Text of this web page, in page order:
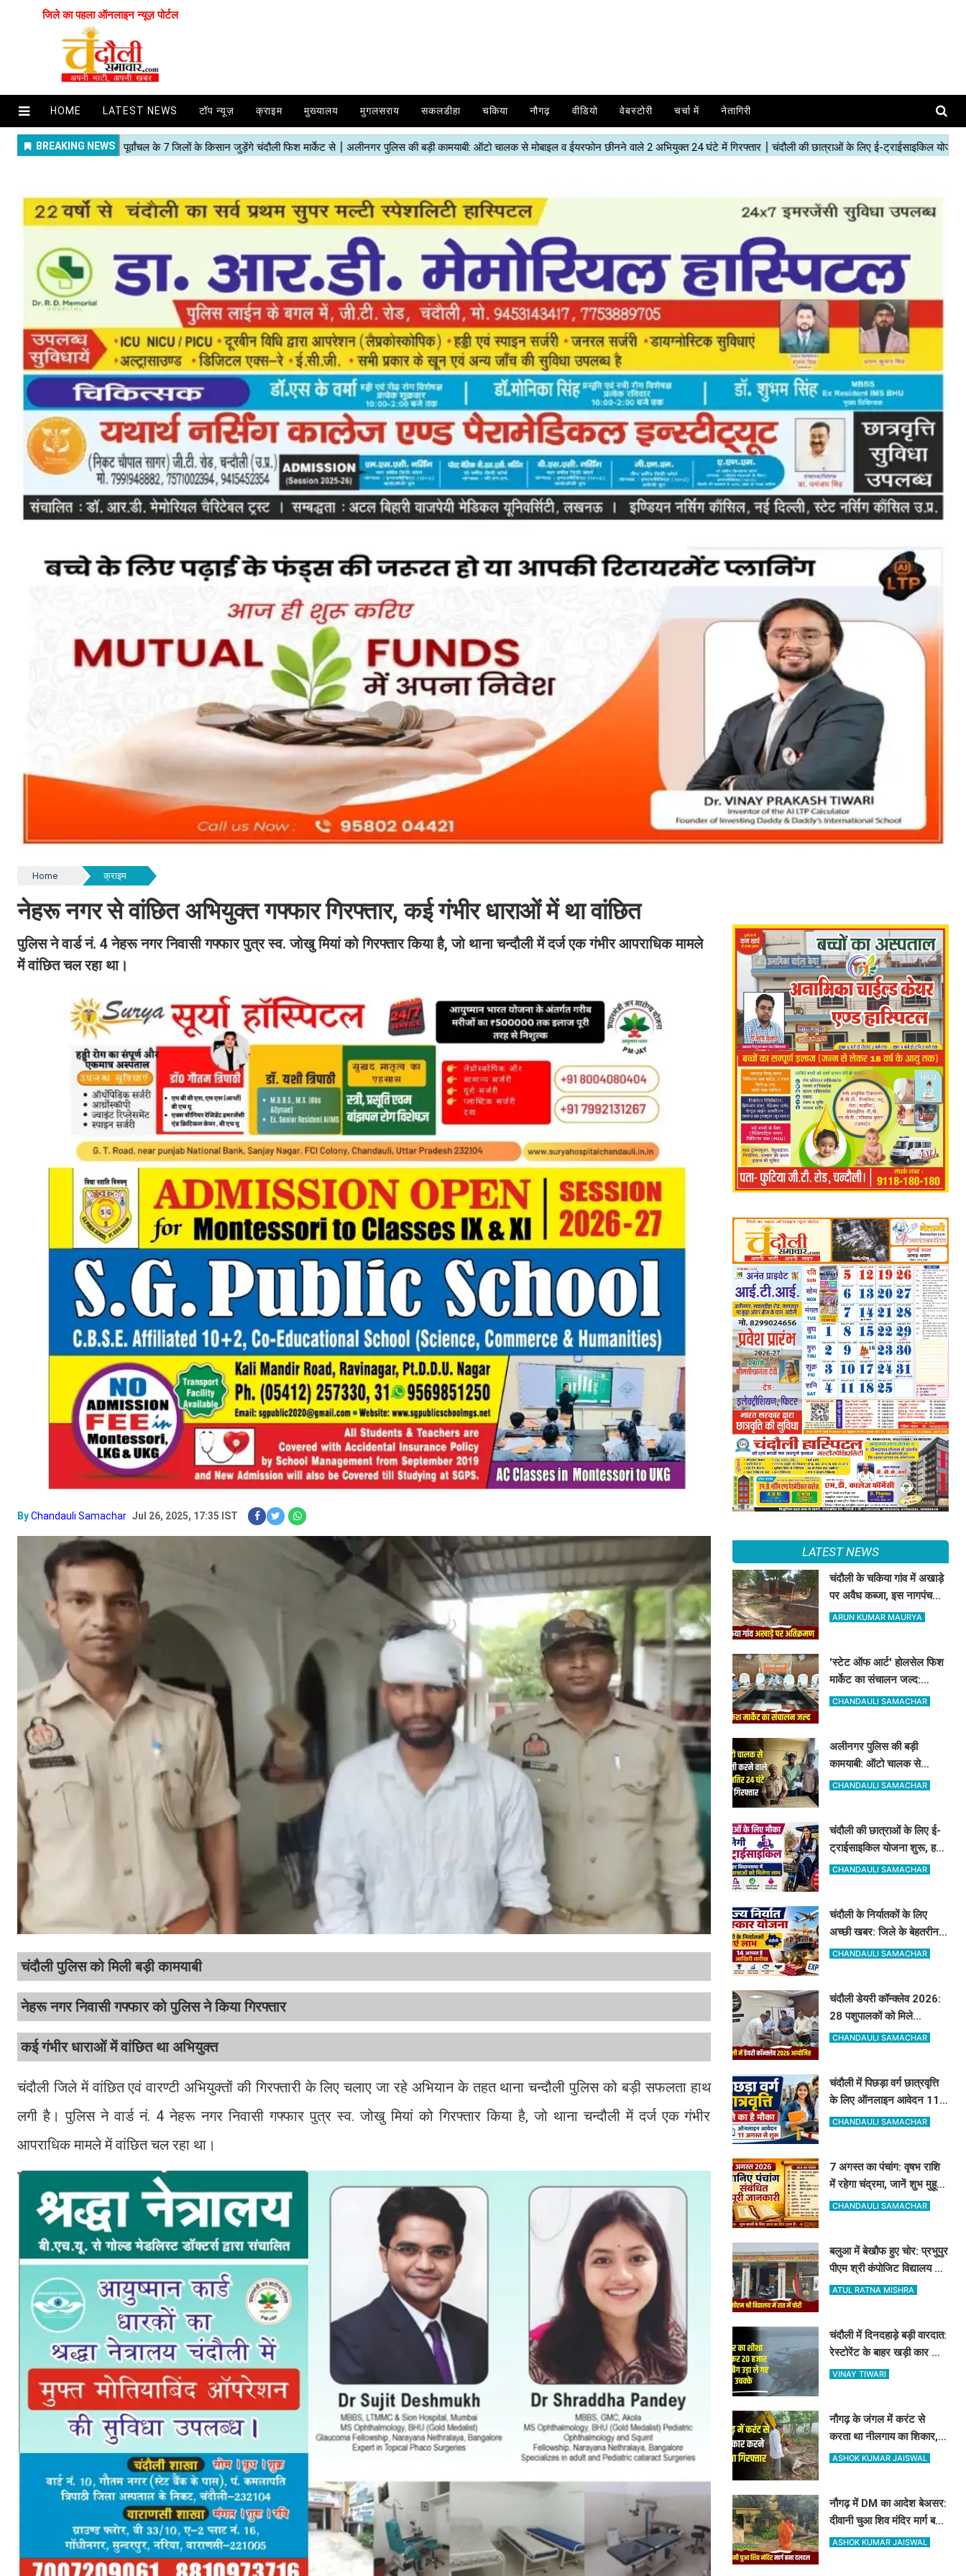
जिले का पहला ऑनलाइन न्यूज़ पोर्टल
HOME LATEST NEWS टॉप न्यूज़ क्राइम मुख्यालय मुगलसराय सकलडीहा चकिया नौगढ़ वीडियो वेबस्टोरी चर्चा में नेतागिरी
Home क्राइम
नेहरू नगर से वांछित अभियुक्त गफ्फार गिरफ्तार, कई गंभीर धाराओं में था वांछित
पुलिस ने वार्ड नं. 4 नेहरू नगर निवासी गफ्फार पुत्र स्व. जोखु मियां को गिरफ्तार किया है, जो थाना चन्दौली में दर्ज एक गंभीर आपराधिक मामले
में वांछित चल रहा था।
ByChandauli Samachar Jul 26, 2025, 17:35 IST
चंदौली पुलिस को मिली बड़ी कामयाबी
नेहरू नगर निवासी गफ्फार को पुलिस ने किया गिरफ्तार
कई गंभीर धाराओं में वांछित था अभियुक्त
चंदौली जिले में वांछित एवं वारण्टी अभियुक्तों की गिरफ्तारी के लिए चलाए जा रहे अभियान के तहत थाना चन्दौली पुलिस को बड़ी सफलता हाथ
लगी है। पुलिस ने वार्ड नं. 4 नेहरू नगर निवासी गफ्फार पुत्र स्व. जोखु मियां को गिरफ्तार किया है, जो थाना चन्दौली में दर्ज एक गंभीर
आपराधिक मामले में वांछित चल रहा था।
LATEST NEWS
चंदौली के चकिया गांव में अखाड़े
पर अवैध कब्जा, इस नागपंचमी
भी सूना रहेगा पारंपरिक खेल का
ARUN KUMAR MAURYA
'स्टेट ऑफ आर्ट' होलसेल फिश
मार्केट का संचालन जल्द:
पूर्वांचल के 7 जिलों के किसान
CHANDAULI SAMACHAR
अलीनगर पुलिस की बड़ी
कामयाबी: ऑटो चालक से
मोबाइल व ईयरफोन छीनने वाले
CHANDAULI SAMACHAR
चंदौली की छात्राओं के लिए ई-
ट्राईसाइकिल योजना शुरू, हर
विधानसभा में 20 को मिलेगा
CHANDAULI SAMACHAR
चंदौली के निर्यातकों के लिए
अच्छी खबर: जिले के बेहतरीन
निर्यातकों को मिलेगा सम्मान, 14
CHANDAULI SAMACHAR
चंदौली डेयरी कॉन्क्लेव 2026:
28 पशुपालकों को मिले
सेलेक्शन लेटर, नंद बाबा मिशन
CHANDAULI SAMACHAR
चंदौली में पिछड़ा वर्ग छात्रवृत्ति
के लिए ऑनलाइन आवेदन 11
अगस्त से शुरू, देखें पूरा शेड्यूल
CHANDAULI SAMACHAR
7 अगस्त का पंचांग: वृषभ राशि
में रहेगा चंद्रमा, जानें शुभ मुहूर्त,
राहुकाल और योग
CHANDAULI SAMACHAR
बलुआ में बेखौफ हुए चोर: प्रभुपुर
पीएम श्री कंपोजिट विद्यालय के
किचन का ताला तोड़ हजारों का
ATUL RATNA MISHRA
चंदौली में दिनदहाड़े बड़ी वारदात:
रेस्टोरेंट के बाहर खड़ी कार का
शीशा तोड़कर 20 हजार और बैग
VINAY TIWARI
नौगढ़ के जंगल में करंट से
करता था नीलगाय का शिकार,
रेंजर अमित श्रीवास्तव की टीम
ASHOK KUMAR JAISWAL
नौगढ़ में DM का आदेश बेअसर:
दीवानी चुआ शिव मंदिर मार्ग बना
दलदल, उग्र ग्रामीणों ने दी
ASHOK KUMAR JAISWAL